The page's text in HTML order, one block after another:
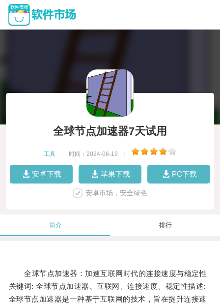
全球节点加速器7天试用
工具 时间：2024-06-19
安卓下载 苹果下载 PC下载
安卓市场，安全绿色
简介 排行
全球节点加速器：加速互联网时代的连接速度与稳定性
关键词: 全球节点加速器、互联网、连接速度、稳定性描述:
全球节点加速器是一种基于互联网的技术，旨在提升连接速